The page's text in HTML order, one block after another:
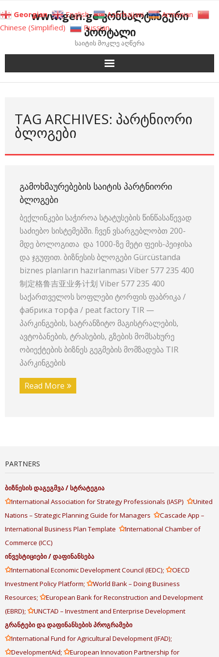
to
content
www.gen.ge კონსალტინგური
პორტალი
საიტის მოკლე აღწერა
TAG ARCHIVES: ᲞᲐᲠᲢᲜᲘᲝᲠᲘ
ᲑᲚᲝᲒᲔᲑᲘ
ᲒᲐᲛᲝᲮᲛᲐᲣᲠᲔᲑᲔᲑᲘᲡ ᲡᲐᲘᲢᲘᲡ ᲞᲐᲠᲢᲜᲘᲝᲠᲘ
ᲑᲚᲝᲒᲔᲑᲘ
ბექლინკები საჭიროა სტატუსების წინწასაწევად
საძიებო სისტემებში. ჩვენ ვსარგებლობთ 200-
მდე ბოლოგითა და 1000-ზე მეტი ფეის-პეიჯისა
და ჯგუფით. ბიზნესის ბლოგები Gürcüstanda
biznes planların hazırlanması Viber 577 235 400
制定格鲁吉亚业务计划 Viber 577 235 400
საქართველოს სოფლები ტორფის ფაბრიკა /
фабрика торфа / peat factory TIR —
პარკინგების, სატრანზიტო მაგისტრალების,
ავტობანების, ტრასების, გზების მომსახურე
ობიექტების ბიზნეს გეგმების მომზადება TIR
პარკინგების
Read More
PARTNERS
ბიზნესისდაგეგმვა/სტრატეგია
✩International Association for Strategy Professionals (IASP) ✩United
Nations – Strategic Planning Guide for Managers ✩Cascade App –
International Business Plan Template ✩International Chamber of
Commerce (ICC)
ინვესტიციები/დაფინანსება
✩International Economic Development Council (IEDC); ✩OECD
Investment Policy Platform; ✩World Bank – Doing Business
Resources; ✩European Bank for Reconstruction and Development
(EBRD); ✩UNCTAD – Investment and Enterprise Development
გრანტებიდადაფინანსებისპროგრამები
✩International Fund for Agricultural Development (IFAD);
✩DevelopmentAid; ✩European Innovation Partnership for
Georgian English Azerbaijani
Armenian
Chinese (Simplified)
Russian